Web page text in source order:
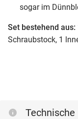
sogar im
Set bestehend aus:
Schraubstock, 1
Technische